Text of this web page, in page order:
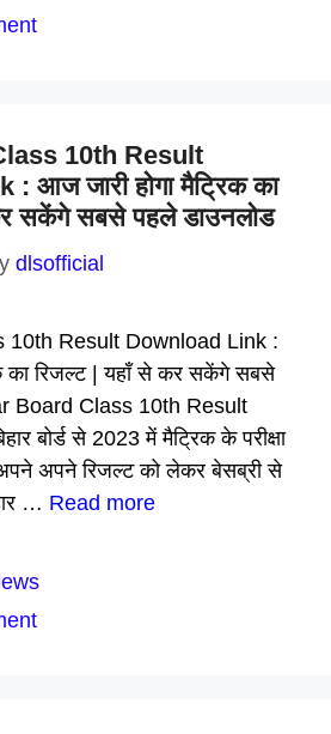
10th Result
आज जारी होगा मैट्रिक का
सकेंगे सबसे पहले डाउनलोड
dlsofficial
10th Result Download Link :
का रिजल्ट | यहाँ से कर सकेंगे सबसे
Board Class 10th Result
बोर्ड से 2023 में मैट्रिक के परीक्षा
अपने अपने रिजल्ट को लेकर बेसब्री से
… Read more